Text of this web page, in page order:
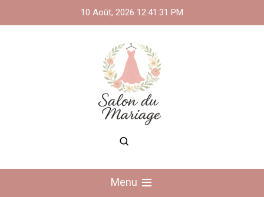
to
10 Août, 2026 12:41:32 PM
Menu